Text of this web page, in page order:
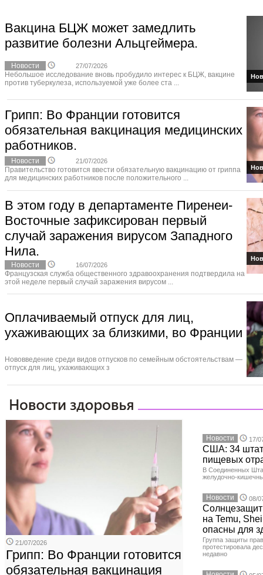
Вакцина БЦЖ может замедлить
развитие болезни Альцгеймера.
Новости 27/07/2026
Небольшое исследование вновь пробудило интерес к БЦЖ, вакцине
против туберкулеза, используемой уже более ста ...
Грипп: Во Франции готовится
обязательная вакцинация медицинских
работников.
Новости 21/07/2026
Правительство готовится ввести обязательную вакцинацию от гриппа
для медицинских работников после положительного ...
В этом году в департаменте Пиренеи-
Восточные зафиксирован первый
случай заражения вирусом Западного
Нила.
Новости 16/07/2026
Французская служба общественного здравоохранения подтвердила на
этой неделе первый случай заражения вирусом ...
Оплачиваемый отпуск для лиц,
ухаживающих за близкими, во Франции
Нововведение среди видов отпусков по семейным обстоятельствам —
отпуск для лиц, ухаживающих з
21/07/2026
Грипп: Во Франции готовится
обязательная вакцинация
Новости 17/
США: 34
пищевых
В Соединенных
желудочно-
Новости 08/
на Temu,
опасны для
Группа защиты
протестировала
недавно